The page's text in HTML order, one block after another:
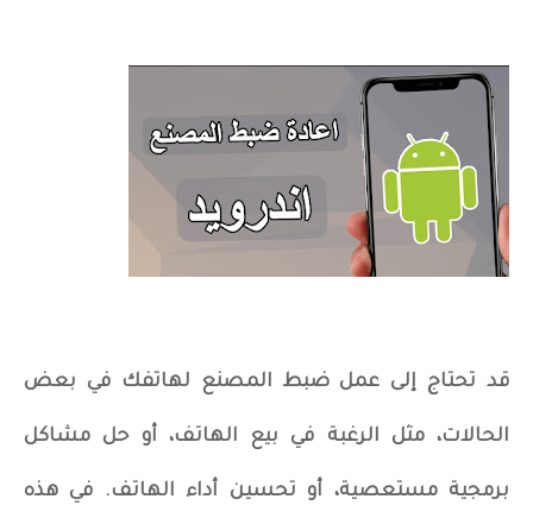
قد تحتاج إلى عمل ضبط المصنع لهاتفك في بعض
الحالات، مثل الرغبة في بيع الهاتف، أو حل مشاكل
برمجية مستعصية، أو تحسين أداء الهاتف. في هذه